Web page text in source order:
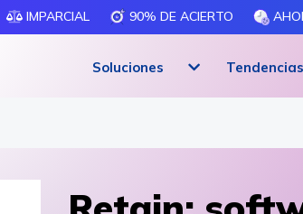
IMPARCIAL 90% DE ACIERTO
Soluciones Tendencias